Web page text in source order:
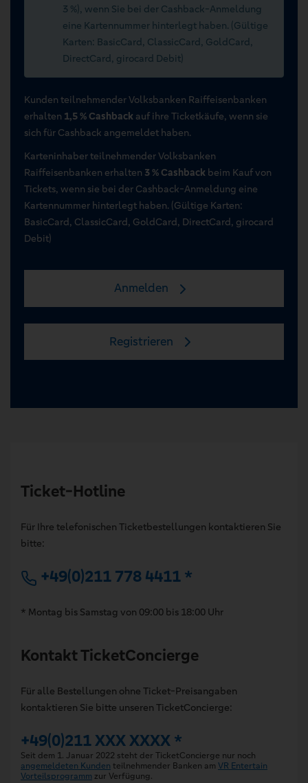
3 %), wenn Sie bei der Cashback-Anmeldung
eine Kartennummer hinterlegt haben. (Gültige
Karten: BasicCard, ClassicCard, GoldCard,
DirectCard, girocard Debit)
Kunden teilnehmender Volksbanken Raiffeisenbanken
erhalten 1,5 % Cashback auf ihre Ticketkäufe, wenn sie
sich für Cashback angemeldet haben.
Karteninhaber teilnehmender Volksbanken
Raiffeisenbanken erhalten 3 % Cashback beim Kauf von
Tickets, wenn sie bei der Cashback-Anmeldung eine
Kartennummer hinterlegt haben. (Gültige Karten:
BasicCard, ClassicCard, GoldCard, DirectCard, girocard
Debit)
Anmelden
Registrieren
Ticket-Hotline
Für Ihre telefonischen Ticketbestellungen kontaktieren Sie
bitte:
+49(0)211 778 4411 *
* Montag bis Samstag von 09:00 bis 18:00 Uhr
Kontakt TicketConcierge
Für alle Bestellungen ohne Ticket-Preisangaben
kontaktieren Sie bitte unseren TicketConcierge:
+49(0)211 XXX XXXX *
Seit dem 1. Januar 2022 steht der TicketConcierge nur noch
angemeldeten Kunden teilnehmender Banken am VR Entertain
Vorteilsprogramm zur Verfügung.